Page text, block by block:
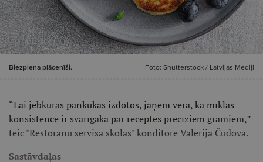
Biezpiena plācenīši. Foto: Shutterstock / Latvijas Mediji
“Lai jebkuras pankūkas izdotos, jāņem vērā, ka mīklas
konsistence ir svarīgāka par receptes precīziem gramiem,”
teic "Restorānu servisa skolas" konditore Valērija Čudova.
Sastāvdaļas